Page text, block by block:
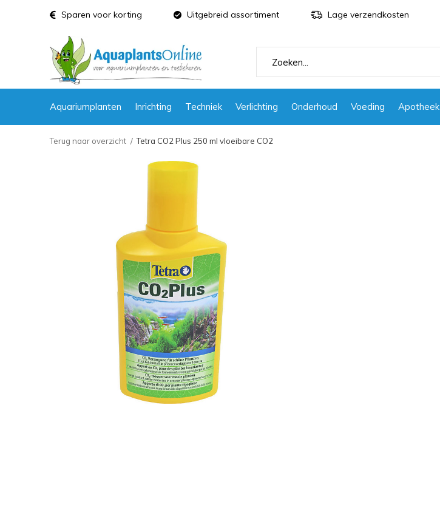
Aquariumplanten Inrichting Techniek Verlichting Onderhoud Voeding Apotheek
Sparen voor korting Uitgebreid assortiment Lage verzendkosten
Terug naar overzicht Tetra CO2 Plus 250 ml vloeibare CO2